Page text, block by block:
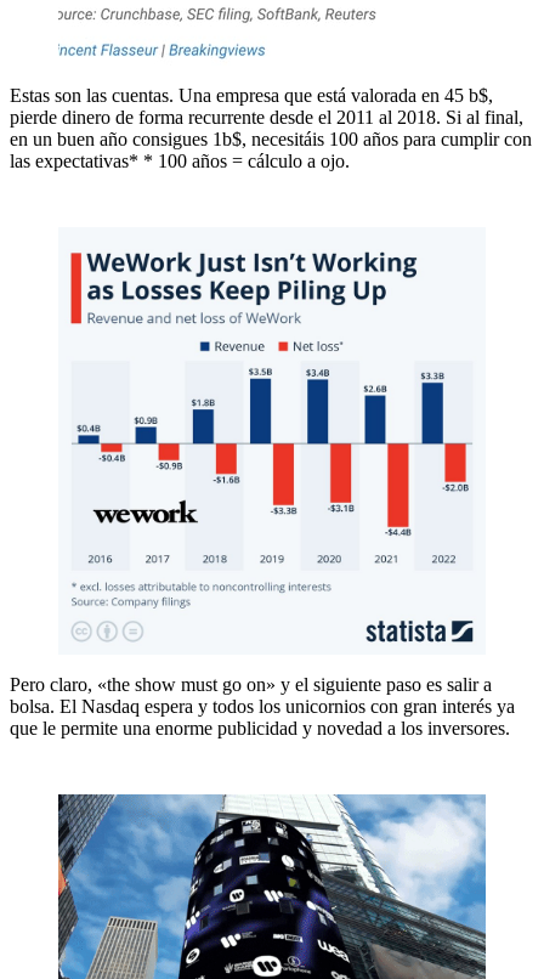
Estas son las cuentas. Una empresa que está valorada en 45 b$,
pierde dinero de forma recurrente desde el 2011 al 2018. Si al final,
en un buen año consigues 1b$, necesitáis 100 años para cumplir con
las expectativas* * 100 años = cálculo a ojo.
Pero claro, «the show must go on» y el siguiente paso es salir a
bolsa. El Nasdaq espera y todos los unicornios con gran interés ya
que le permite una enorme publicidad y novedad a los inversores.